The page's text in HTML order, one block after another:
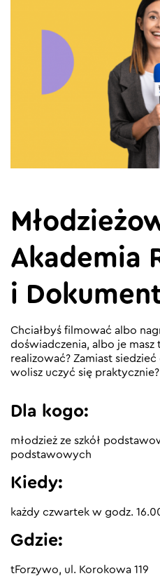
Akademia
i
Chciałbyś filmować albo
doświadczenia, albo je
realizować? Zamiast
wolisz uczyć się
Dla kogo:
młodzież ze szkół
podstawowych
Kiedy:
każdy czwartek w godz.
Gdzie:
tForzywo, ul. Korokowa 119